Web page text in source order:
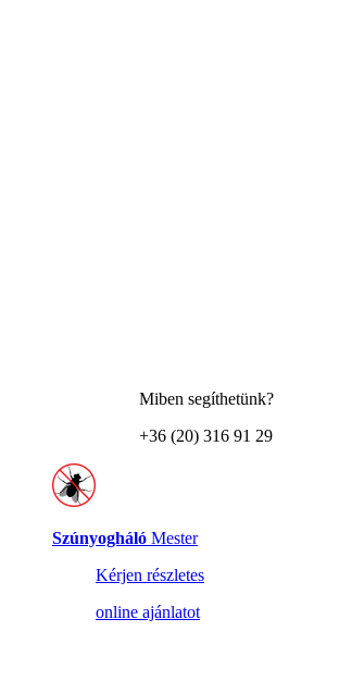
Miben segíthetünk?
+36 (20) 316 91 29
Szúnyogháló Mester
Kérjen részletes
online ajánlatot